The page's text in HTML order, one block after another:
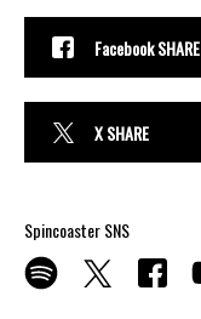
Facebook SHARE
X SHARE
Spincoaster SNS